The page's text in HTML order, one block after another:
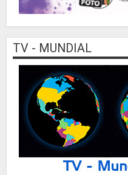
TV - MUNDIAL